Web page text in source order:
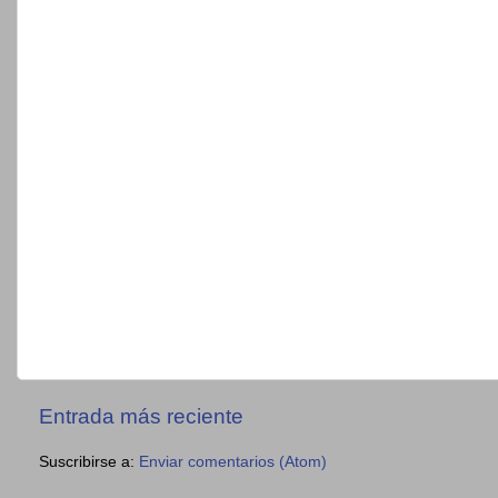
Entrada más reciente
Suscribirse a: Enviar comentarios (Atom)